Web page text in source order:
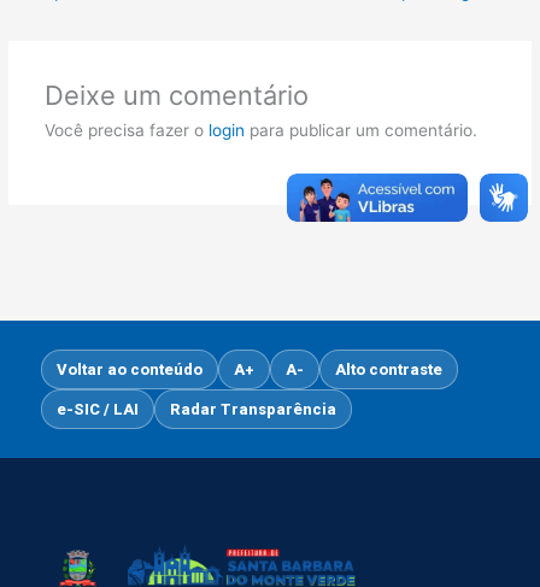
Deixe um comentário
Você precisa fazer o login para publicar um comentário.
Voltar ao conteúdo A+ A- Alto contraste
e-SIC / LAI Radar Transparência